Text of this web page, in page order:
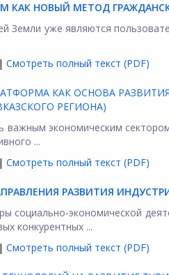
КАК НОВЫЙ МЕТОД
Земли уже являются
| Смотреть полный текст (PDF)
КАК ОСНОВА
РЕГИОНА)
важным экономическим
...
| Смотреть полный текст (PDF)
РАЗВИТИЯ
социально-экономической
конкурентных ...
| Смотреть полный текст (PDF)